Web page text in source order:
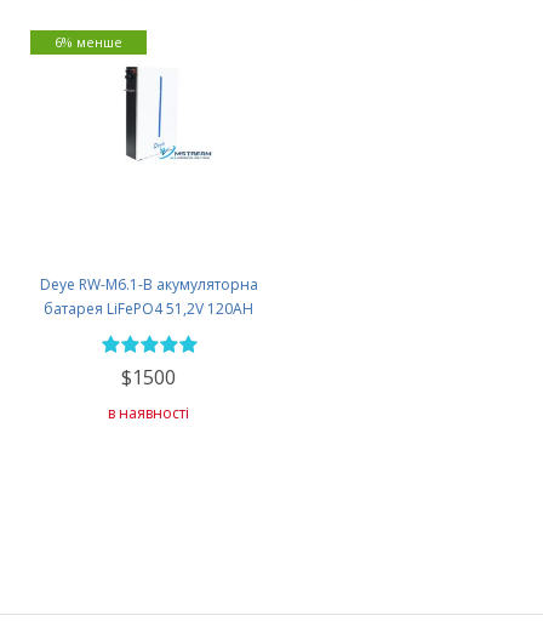
Deye RW-M6.1-B акумуляторна
батарея LiFePO4 51,2V 120AH
$1500
в наявності
6% менше